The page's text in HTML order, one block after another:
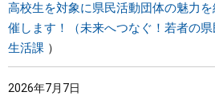
高校生を対象に県民活動団体の魅力
催します！（未来へつなぐ！若者の県
生活課
2026年7月7日